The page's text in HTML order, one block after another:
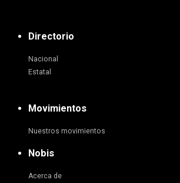
Directorio
Nacional
Estatal
Movimientos
Nuestros movimientos
Nobis
Acerca de